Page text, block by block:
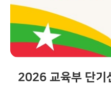
2026 교육부 단기